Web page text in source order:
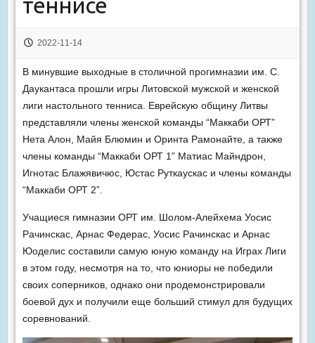
теннисе
2022-11-14
В минувшие выходные в столичной прогимназии им. С.
Даукантаса прошли игры Литовской мужской и женской
лиги настольного тенниса. Еврейскую общину Литвы
представляли члены женской команды “Маккаби ОРТ”
Нета Алон, Майя Блюмин и Оринта Рамонайте, а также
члены команды “Маккаби ОРТ 1” Матиас Майндрон,
Игнотас Блажявичюс, Юстас Руткаускас и члены команды
“Маккаби ОРТ 2”.
Учащиеся гимназии ОРТ им. Шолом-Алейхема Уосис
Рачинскас, Арнас Федерас, Уосис Рачинскас и Арнас
Юоделис составили самую юную команду на Играх Лиги
в этом году, несмотря на то, что юниоры не победили
своих соперников, однако они продемонстрировали
боевой дух и получили еще больший стимул для будущих
соревнований.